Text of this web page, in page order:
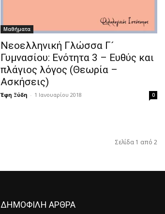
Μαθήματα
Νεοελληνική Γλώσσα Γ´
Γυμνασίου: Ενότητα 3 – Ευθύς και
πλάγιος λόγος (Θεωρία –
Ασκήσεις)
Έφη Ξύδη - 1 Ιανουαρίου 2018 0
Σελίδα 1 από 2
ΔΗΜΟΦΙΛΗ ΑΡΘΡΑ